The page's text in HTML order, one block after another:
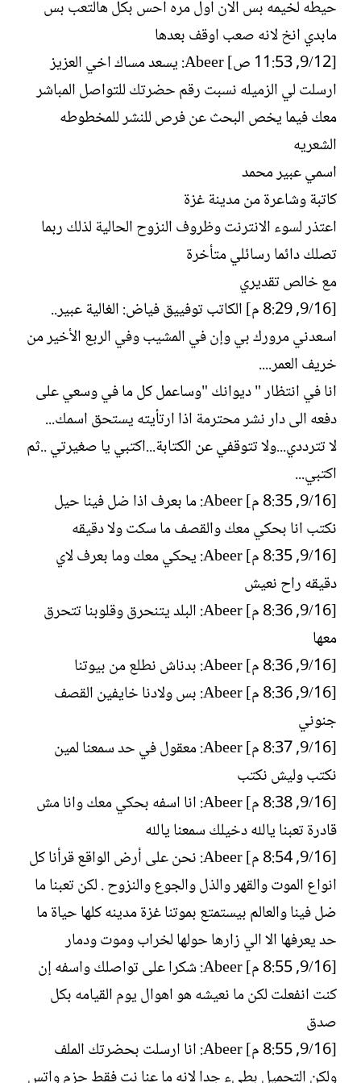
حيطه لخيمه بس الان اول مره احس بكل هالتعب بس
مابدي انخ لانه صعب اوقف بعدها
[12/‏9, 11:53 ص] Abeer: يسعد مساك اخي العزيز
ارسلت لي الزميله نسبت رقم حضرتك للتواصل المباشر
معك فيما يخص البحث عن فرص للنشر للمخطوطه
الشعريه
اسمي عبير محمد
كاتبة وشاعرة من مدينة غزة
اعتذر لسوء الانترنت وظروف النزوح الحالية لذلك ربما
تصلك دائما رسائلي متأخرة
مع خالص تقديري
[16/‏9, 8:29 م] الكاتب توفييق فياض: الغالية عبير..
اسعدني مرورك بي وإن في المشيب وفي الربع الأخير من
خريف العمر....
انا في انتظار " ديوانك "وساعمل كل ما في وسعي على
دفعه الى دار نشر محترمة اذا ارتأيته يستحق اسمك...
لا تترددي...ولا تتوقفي عن الكتابة...اكتبي يا صغيرتي ..ثم
اكتبي...
[16/‏9, 8:35 م] Abeer: ما بعرف اذا ضل فينا حيل
نكتب انا بحكي معك والقصف ما سكت ولا دقيقه
[16/‏9, 8:35 م] Abeer: يحكي معك وما بعرف لاي
دقيقه راح نعيش
[16/‏9, 8:36 م] Abeer: البلد يتنحرق وقلوبنا تتحرق
معها
[16/‏9, 8:36 م] Abeer: بدناش نطلع من بيوتنا
[16/‏9, 8:36 م] Abeer: بس ولادنا خايفين القصف
جنوني
[16/‏9, 8:37 م] Abeer: معقول في حد سمعنا لمين
نكتب وليش نكتب
[16/‏9, 8:38 م] Abeer: انا اسفه بحكي معك وانا مش
قادرة تعبنا يالله دخيلك سمعنا يالله
[16/‏9, 8:54 م] Abeer: نحن على أرض الواقع قرأنا كل
انواع الموت والقهر والذل والجوع والنزوح . لكن تعبنا ما
ضل فينا والعالم بيستمتع بموتنا غزة مدينه كلها حياة ما
حد يعرفها الا الي زارها حولها لخراب وموت ودمار
[16/‏9, 8:55 م] Abeer: شكرا على تواصلك واسفه إن
كنت انفعلت لكن ما نعيشه هو اهوال يوم القيامه بكل
صدق
[16/‏9, 8:55 م] Abeer: انا ارسلت بحضرتك الملف